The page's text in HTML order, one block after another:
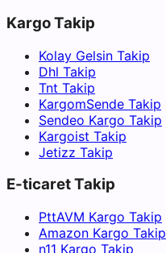
Kargo Takip
Kolay Gelsin Takip
Dhl Takip
Tnt Takip
KargomSende Takip
Sendeo Kargo Takip
Kargoist Takip
Jetizz Takip
E-ticaret Takip
PttAVM Kargo Takip
Amazon Kargo Takip
n11 Kargo Takip